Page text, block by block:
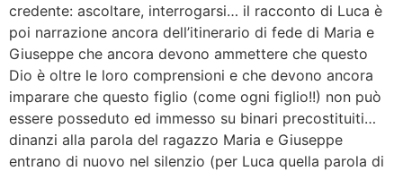
credente: ascoltare, interrogarsi… il racconto di Luca è
poi narrazione ancora dell’itinerario di fede di Maria e
Giuseppe che ancora devono ammettere che questo
Dio è oltre le loro comprensioni e che devono ancora
imparare che questo figlio (come ogni figlio!!) non può
essere posseduto ed immesso su binari precostituiti…
dinanzi alla parola del ragazzo Maria e Giuseppe
entrano di nuovo nel silenzio (per Luca quella parola di